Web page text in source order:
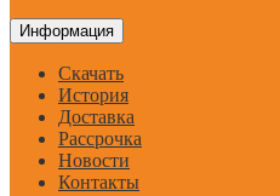
Информация
Скачать
История
Доставка
Рассрочка
Новости
Контакты